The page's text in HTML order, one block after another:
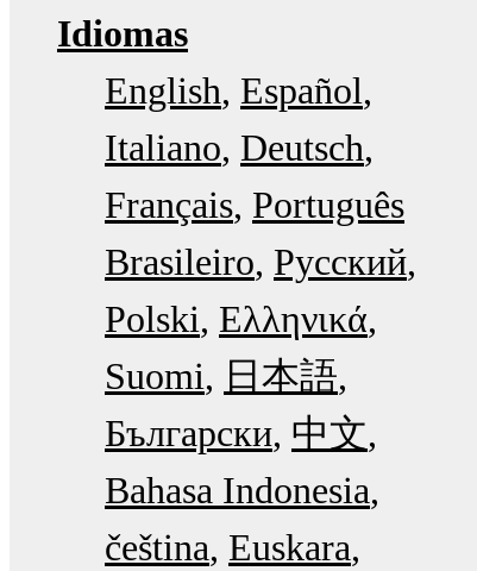
Idiomas
English Español
Italiano Deutsch
Français Português
Brasileiro Русский
Polski Ελληνικά
Suomi
日本語
Български 中文
Bahasa Indonesia
čeština Euskara